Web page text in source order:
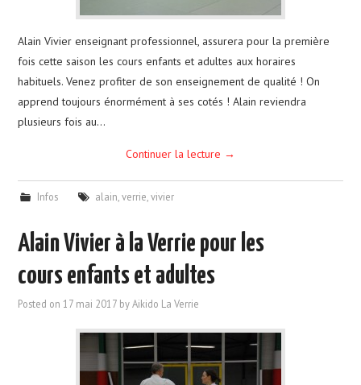
Alain Vivier enseignant professionnel, assurera pour la première
fois cette saison les cours enfants et adultes aux horaires
habituels. Venez profiter de son enseignement de qualité ! On
apprend toujours énormément à ses cotés ! Alain reviendra
plusieurs fois au…
Continuer la lecture →
Infos alain,verrie,vivier
Alain Vivier à la Verrie pour les
cours enfants et adultes
Posted on17 mai 2017 byAikido La Verrie